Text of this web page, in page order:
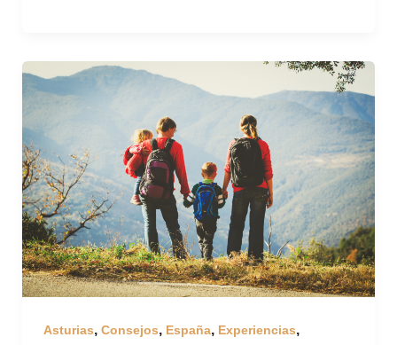
Asturias, Consejos, España, Experiencias,